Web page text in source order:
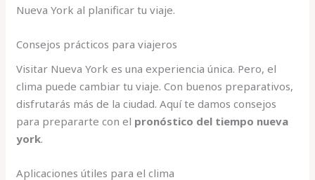
Nueva York al planificar tu viaje.
Consejos prácticos para viajeros
Visitar Nueva York es una experiencia única. Pero, el
clima puede cambiar tu viaje. Con buenos preparativos,
disfrutarás más de la ciudad. Aquí te damos consejos
para prepararte con el pronóstico del tiempo nueva
york.
Aplicaciones útiles para el clima